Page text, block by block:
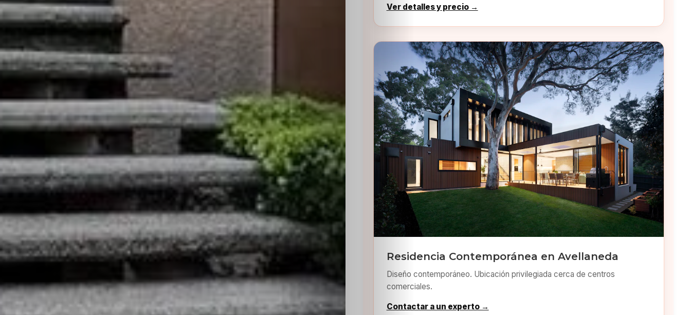
Ver detalles y precio →
Residencia Contemporánea en Avellaneda
Diseño contemporáneo. Ubicación privilegiada cerca de centros
comerciales.
Contactar a un experto →